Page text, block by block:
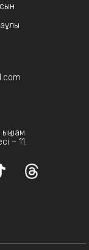
– 11.